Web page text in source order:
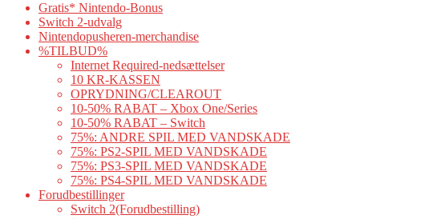
Gratis* Nintendo-Bonus
Switch 2-udvalg
Nintendopusheren-merchandise
%TILBUD%
Internet Required-nedsættelser
10 KR-KASSEN
OPRYDNING/CLEAROUT
10-50% RABAT – Xbox One/Series
10-50% RABAT – Switch
75%: ANDRE SPIL MED VANDSKADE
75%: PS2-SPIL MED VANDSKADE
75%: PS3-SPIL MED VANDSKADE
75%: PS4-SPIL MED VANDSKADE
Forudbestillinger
Switch 2(Forudbestilling)